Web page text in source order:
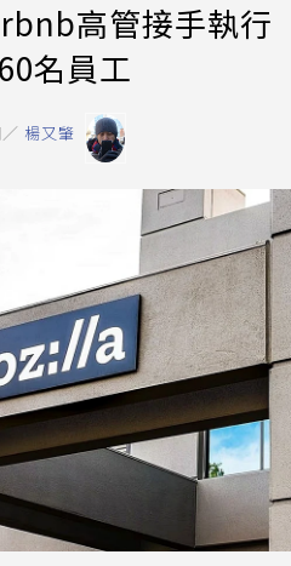
高管接手執行
名員工
楊又肇